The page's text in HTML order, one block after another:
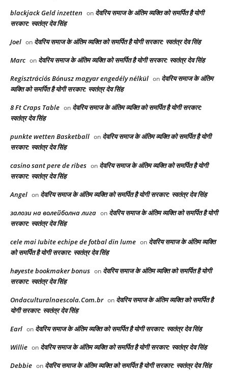
blackjack Geld inzetten on देवरिय समाज के अंतिम व्यक्ति को समर्पित है योगी
सरकार: स्वतंत्र देव सिंह
Joel on देवरिय समाज के अंतिम व्यक्ति को समर्पित है योगी सरकार: स्वतंत्र देव सिंह
Marc on देवरिय समाज के अंतिम व्यक्ति को समर्पित है योगी सरकार: स्वतंत्र देव सिंह
Regisztrációs Bónusz magyar engedély nélkül on देवरिय समाज के अंतिम
व्यक्ति को समर्पित है योगी सरकार: स्वतंत्र देव सिंह
8 Ft Craps Table on देवरिय समाज के अंतिम व्यक्ति को समर्पित है योगी सरकार:
स्वतंत्र देव सिंह
punkte wetten Basketball on देवरिय समाज के अंतिम व्यक्ति को समर्पित है योगी
सरकार: स्वतंत्र देव सिंह
casino sant pere de ribes on देवरिय समाज के अंतिम व्यक्ति को समर्पित है योगी
सरकार: स्वतंत्र देव सिंह
Angel on देवरिय समाज के अंतिम व्यक्ति को समर्पित है योगी सरकार: स्वतंत्र देव सिंह
залози на волейболна лига on देवरिय समाज के अंतिम व्यक्ति को समर्पित है योगी
सरकार: स्वतंत्र देव सिंह
cele mai Iubite echipe de fotbal din lume on देवरिय समाज के अंतिम व्यक्ति
को समर्पित है योगी सरकार: स्वतंत्र देव सिंह
høyeste bookmaker bonus on देवरिय समाज के अंतिम व्यक्ति को समर्पित है योगी
सरकार: स्वतंत्र देव सिंह
Ondaculturalnaescola.Com.br on देवरिय समाज के अंतिम व्यक्ति को समर्पित है
योगी सरकार: स्वतंत्र देव सिंह
Earl on देवरिय समाज के अंतिम व्यक्ति को समर्पित है योगी सरकार: स्वतंत्र देव सिंह
Willie on देवरिय समाज के अंतिम व्यक्ति को समर्पित है योगी सरकार: स्वतंत्र देव सिंह
Debbie on देवरिय समाज के अंतिम व्यक्ति को समर्पित है योगी सरकार: स्वतंत्र देव सिंह